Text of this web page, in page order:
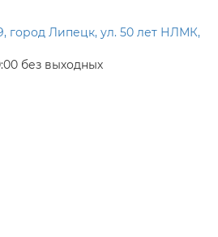
город Липецк, ул. 50 лет НЛМК,
без выходных